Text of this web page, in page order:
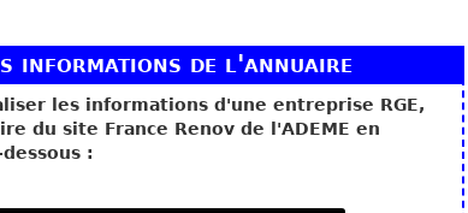
informations de l'annuaire
les informations d'une entreprise RGE,
du site France Renov de l'ADEME en
: